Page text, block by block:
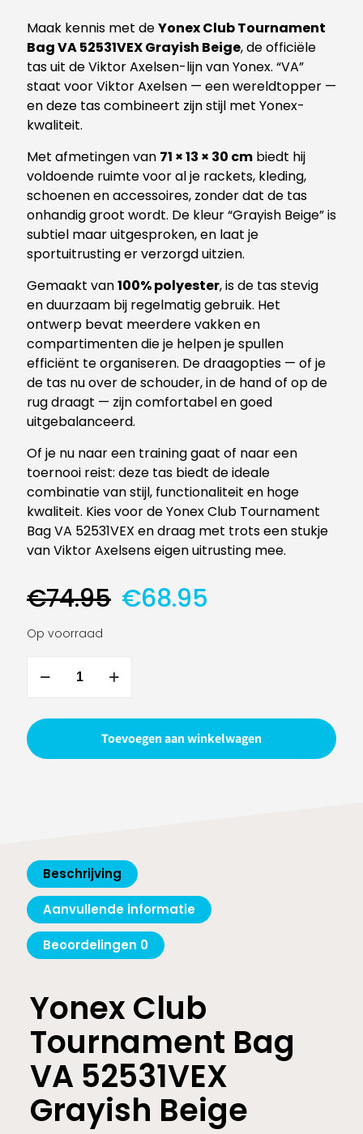
Maak kennis met deYonex Club Tournament
Bag VA 52531VEX Grayish Beige, de officiële
tas uit de Viktor Axelsen-lijn van Yonex. “VA”
staat voor Viktor Axelsen — een wereldtopper —
en deze tas combineert zijn stijl met Yonex-
kwaliteit.
Met afmetingen van 71 × 13 × 30 cm biedt hij
voldoende ruimte voor al je rackets, kleding,
schoenen en accessoires, zonder dat de tas
onhandig groot wordt. De kleur “Grayish Beige” is
subtiel maar uitgesproken, en laat je
sportuitrusting er verzorgd uitzien.
Gemaakt van100% polyester, is de tas stevig
en duurzaam bij regelmatig gebruik. Het
ontwerp bevat meerdere vakken en
compartimenten die je helpen je spullen
efficiënt te organiseren. De draagopties — of je
de tas nu over de schouder, in de hand of op de
rug draagt — zijn comfortabel en goed
uitgebalanceerd.
Of je nu naar een training gaat of naar een
toernooi reist: deze tas biedt de ideale
combinatie van stijl, functionaliteit en hoge
kwaliteit. Kies voor de Yonex Club Tournament
Bag VA 52531VEX en draag met trots een stukje
van Viktor Axelsens eigen uitrusting mee.
€74.95 Oorspronkelijke
prijs
€68.95
Op voorraad
Bag
VA
52531VEX
Toevoegen aan winkelwagen
Beschrijving
Aanvullende informatie
Beoordelingen 0
Yonex Club
Tournament Bag
VA 52531VEX
Grayish Beige